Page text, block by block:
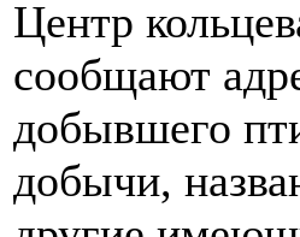
Центр
сообщают
добывшего
добычи,